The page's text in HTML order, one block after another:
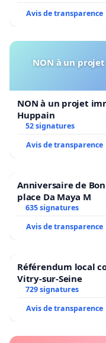
Avis de transparence
NON à un
NON à un projet
Huppain
52 signatures
Avis de transparence
Anniversaire de
place Da Maya M
635 signatures
Avis de transparence
Référendum local
Vitry-sur-Seine
729 signatures
Avis de transparence